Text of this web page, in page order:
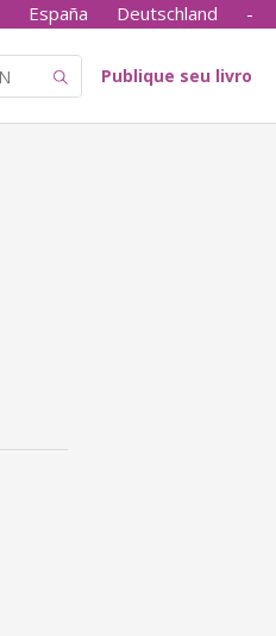
España Deutschland -
Publique seu livro